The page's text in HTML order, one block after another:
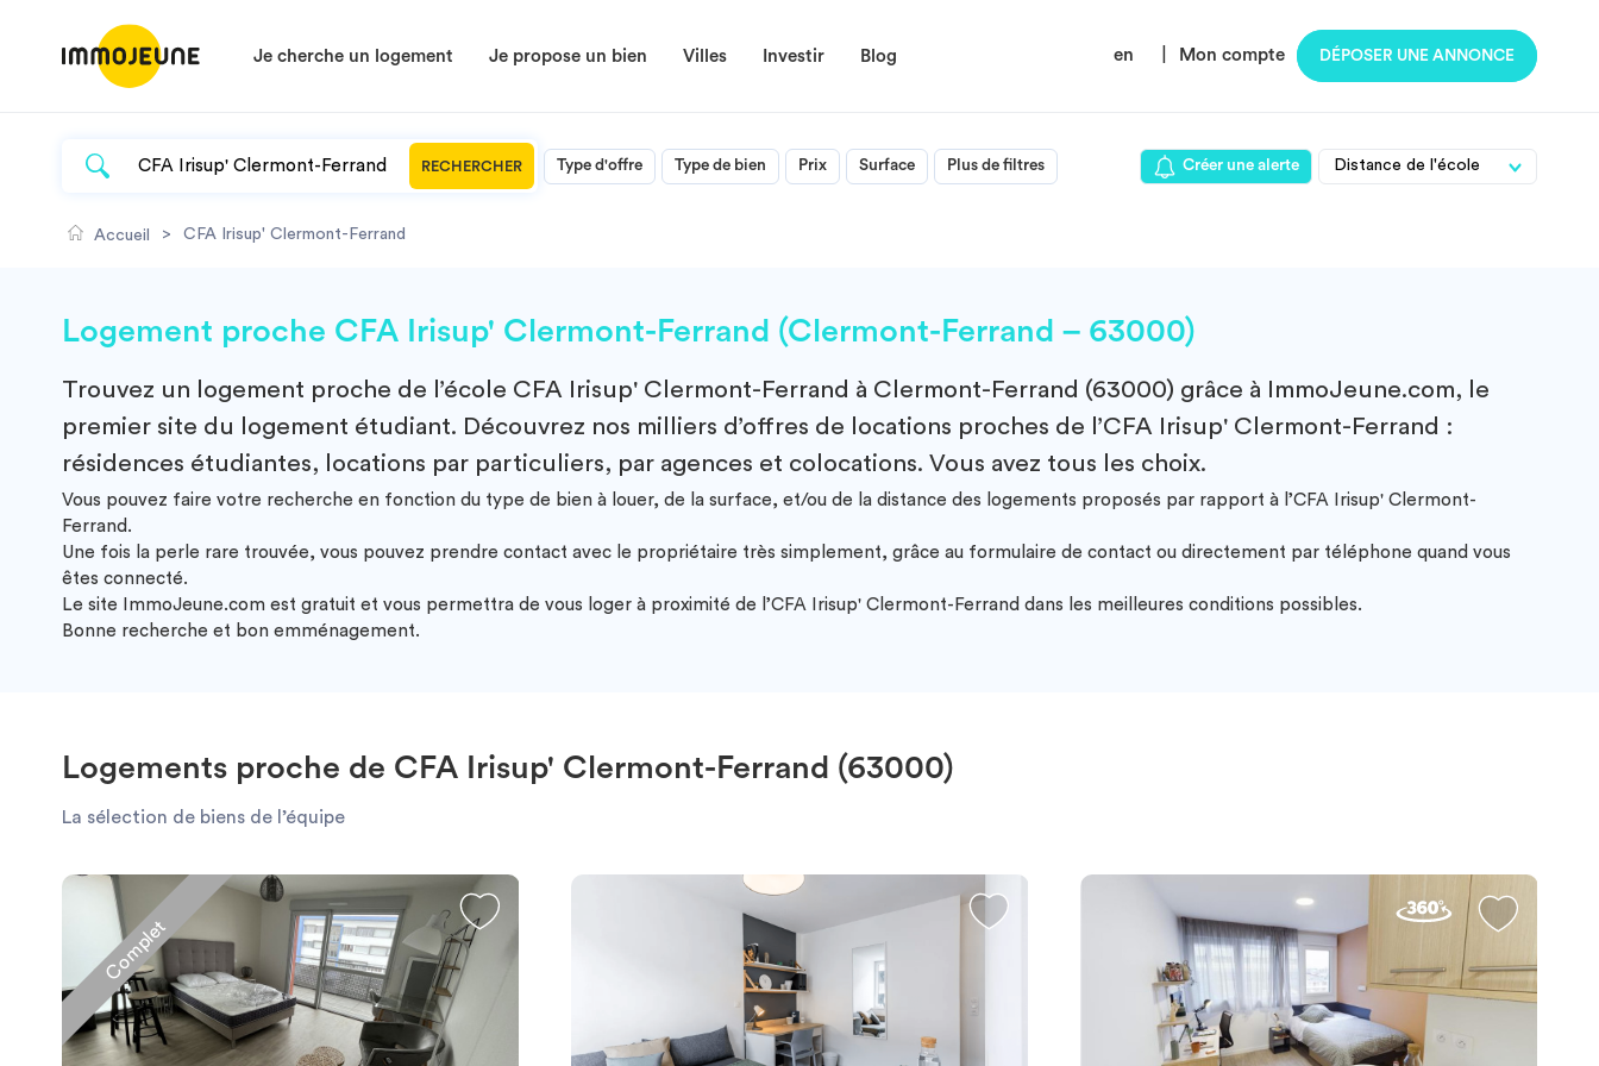
Je cherche un logement Je propose un bien Villes Investir Blog en Mon compte DÉPOSER UNE ANNONCE
RECHERCHER Type d'offre Type de bien Prix Surface Plus de filtres Créer une alerte
Accueil > CFA Irisup' Clermont-Ferrand
Logement proche CFA Irisup' Clermont-Ferrand (Clermont-Ferrand – 63000)
Trouvez un logement proche de l’école CFA Irisup' Clermont-Ferrand à Clermont-Ferrand (63000) grâce à ImmoJeune.com, le
premier site du logement étudiant. Découvrez nos milliers d’offres de locations proches de l’CFA Irisup' Clermont-Ferrand :
résidences étudiantes, locations par particuliers, par agences et colocations. Vous avez tous les choix.
Vous pouvez faire votre recherche en fonction du type de bien à louer, de la surface, et/ou de la distance des logements proposés par rapport à l’CFA Irisup' Clermont-
Ferrand.
Une fois la perle rare trouvée, vous pouvez prendre contact avec le propriétaire très simplement, grâce au formulaire de contact ou directement par téléphone quand vous
êtes connecté.
Le site ImmoJeune.com est gratuit et vous permettra de vous loger à proximité de l’CFA Irisup' Clermont-Ferrand dans les meilleures conditions possibles.
Bonne recherche et bon emménagement.
Logements proche de CFA Irisup' Clermont-Ferrand (63000)
La sélection de biens de l’équipe
Complet